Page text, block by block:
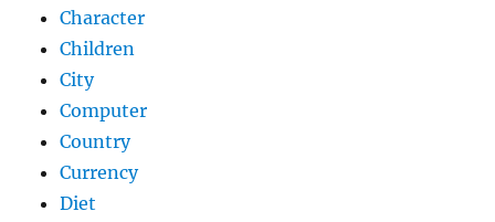
Character
Children
City
Computer
Country
Currency
Diet